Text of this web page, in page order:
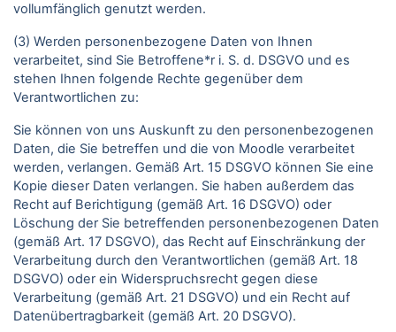
vollumfänglich genutzt werden.
(3) Werden personenbezogene Daten von Ihnen
verarbeitet, sind Sie Betroffene*r i. S. d. DSGVO und es
stehen Ihnen folgende Rechte gegenüber dem
Verantwortlichen zu:
Sie können von uns Auskunft zu den personenbezogenen
Daten, die Sie betreffen und die von Moodle verarbeitet
werden, verlangen. Gemäß Art. 15 DSGVO können Sie eine
Kopie dieser Daten verlangen. Sie haben außerdem das
Recht auf Berichtigung (gemäß Art. 16 DSGVO) oder
Löschung der Sie betreffenden personenbezogenen Daten
(gemäß Art. 17 DSGVO), das Recht auf Einschränkung der
Verarbeitung durch den Verantwortlichen (gemäß Art. 18
DSGVO) oder ein Widerspruchsrecht gegen diese
Verarbeitung (gemäß Art. 21 DSGVO) und ein Recht auf
Datenübertragbarkeit (gemäß Art. 20 DSGVO).